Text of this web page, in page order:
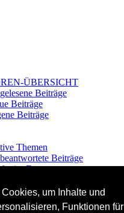
um Inhalte und
Funktionen für
ÜBERSICHT
Beiträge
Beiträge
Beiträge
Themen
Beiträge
im Forum